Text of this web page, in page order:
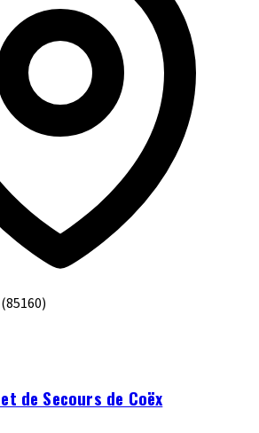
(85160)
de Secours de Coëx